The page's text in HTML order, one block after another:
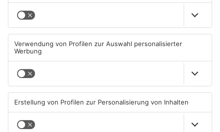
KINZIG-KREIS
KINZIG-KREIS
Ausstellung in Bruchköbel
Wohnhausbrand in Maintal: